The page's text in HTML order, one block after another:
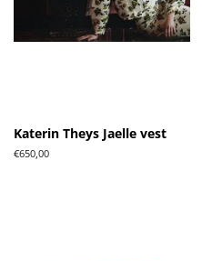
Katerin Theys Jaelle vest
Normale
€650,00